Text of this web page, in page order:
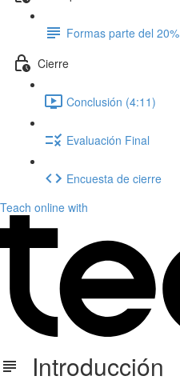
Formas parte del 20%
Cierre
Conclusión (4:11)
Evaluación Final
Encuesta de cierre
Teach online with
Introducción